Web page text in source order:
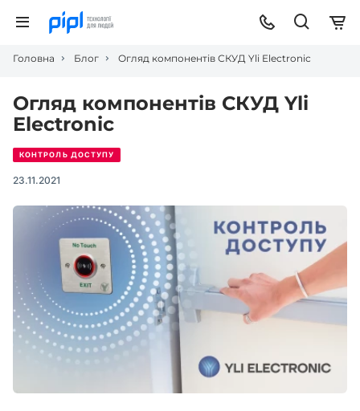
Головна Блог Огляд компонентів СКУД Yli Electronic
Огляд компонентів СКУД Yli
Electronic
КОНТРОЛЬ ДОСТУПУ
23.11.2021